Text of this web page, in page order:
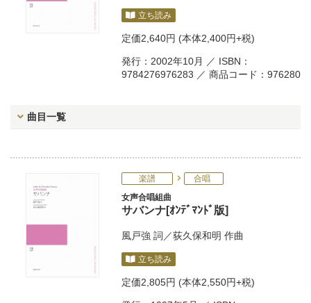
立ち読み
定価2,640円 (本体2,400円+税)
発行：2002年10月 ／ ISBN：
9784276976283 ／ 商品コード：976280
曲目一覧
楽譜
合唱
女声合唱組曲
サバンナ[ｵﾝﾃﾞﾏﾝﾄﾞ版]
風戸強 詞／荻久保和明 作曲
立ち読み
定価2,805円 (本体2,550円+税)